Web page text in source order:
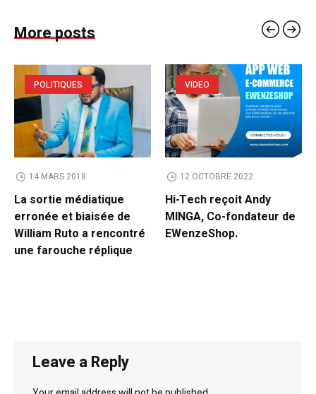
More posts
POLITIQUES
14 MARS 2018
La sortie médiatique
erronée et biaisée de
William Ruto a rencontré
une farouche réplique
VIDEO
12 OCTOBRE 2022
Hi-Tech reçoit Andy
MINGA, Co-fondateur de
EWenzeShop.
Leave a Reply